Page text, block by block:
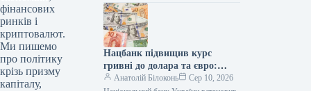
фінансових
ринків і
криптовалют.
Ми пишемо
про політику
крізь призму
капіталу,
доставці посилок. Це пов’язано з
руйнуванням центральних
сортувальних…
Нацбанк підвищив курс
гривні до долара та євро:
вартість на 7 серпня
Анатолій Білоконь
Сер 10, 2026